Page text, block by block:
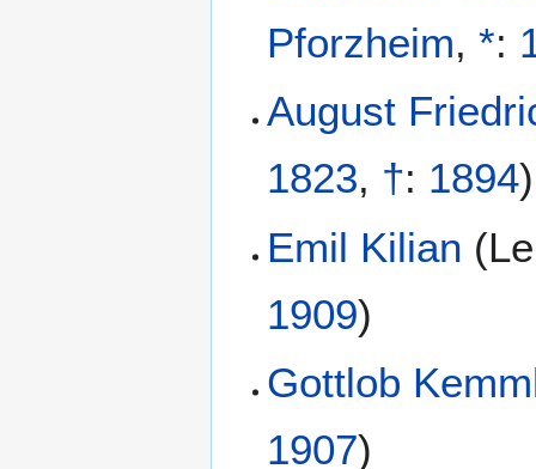
Pforzheim,*:
August
1823, †: 1894)
Emil Kilian (
1909)
Gottlob
1907)